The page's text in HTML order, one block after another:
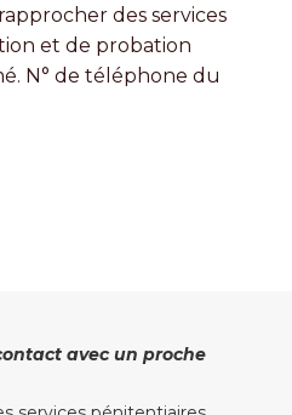
des services
et de probation
N° de téléphone du
avec un proche